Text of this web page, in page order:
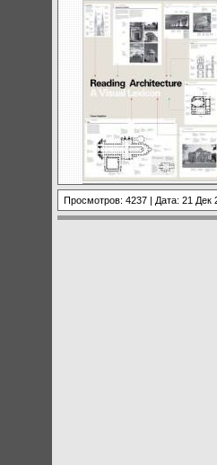
Просмотров: 4237 | Дата: 21 Дек